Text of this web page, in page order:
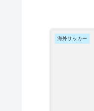
海外サッカー